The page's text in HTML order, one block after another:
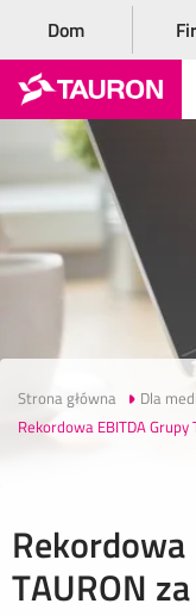
Dom
Strona główna Dla
Rekordowa EBITDA Grupy
Rekordowa
TAURON